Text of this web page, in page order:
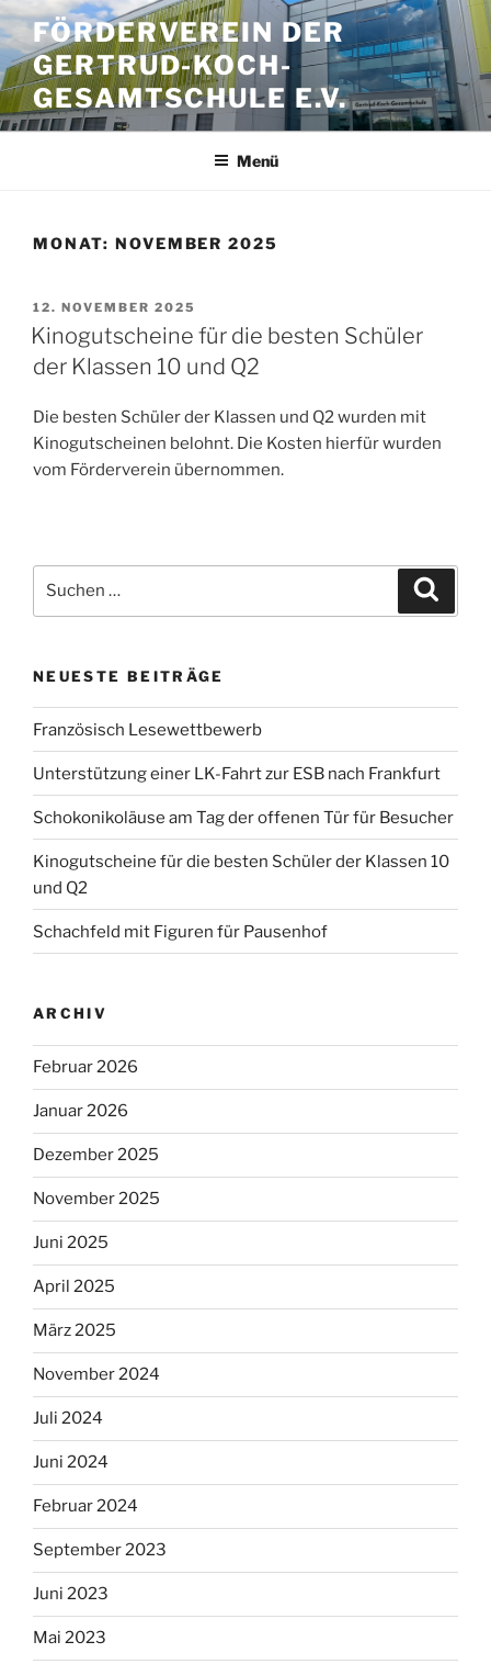
Zum
Inhalt
springen
FÖRDERVEREIN DER
GERTRUD-KOCH-
GESAMTSCHULE E.V.
Menü
MONAT: NOVEMBER 2025
VERÖFFENTLICHT
AM
12. NOVEMBER 2025
Kinogutscheine für die besten Schüler
der Klassen 10 und Q2
Die besten Schüler der Klassen und Q2 wurden mit
Kinogutscheinen belohnt. Die Kosten hierfür wurden
vom Förderverein übernommen.
nach:
NEUESTE BEITRÄGE
Französisch Lesewettbewerb
Unterstützung einer LK-Fahrt zur ESB nach Frankfurt
Schokonikoläuse am Tag der offenen Tür für Besucher
Kinogutscheine für die besten Schüler der Klassen 10
und Q2
Schachfeld mit Figuren für Pausenhof
ARCHIV
Februar 2026
Januar 2026
Dezember 2025
November 2025
Juni 2025
April 2025
März 2025
November 2024
Juli 2024
Juni 2024
Februar 2024
September 2023
Juni 2023
Mai 2023